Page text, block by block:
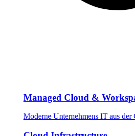
Managed Cloud &
Moderne Unternehmens IT aus der